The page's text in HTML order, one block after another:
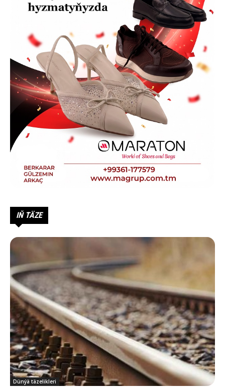
IŇ TÄZE
Dünýä täzelikleri